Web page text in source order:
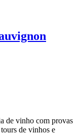
de vinho com provas
de vinhos e